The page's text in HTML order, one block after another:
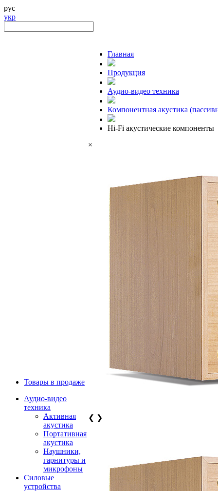
рус
укр
Товары в продаже
Аудио-видео
техника
Активная
акустика
Портативная
акустика
Наушники,
гарнитуры и
микрофоны
Силовые
устройства
Главная
Продукция
Аудио-видео техника
Компонентная акустика
Hi-Fi акустические компоненты
×
❮ ❯